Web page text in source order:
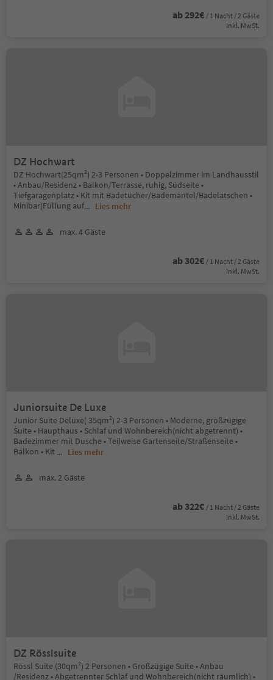
ab 292€ / 1 Nacht / 2 Gäste
Inkl. MwSt.
DZ Hochwart
DZ Hochwart(25qm²) 2-3 Personen • Doppelzimmer im Landhausstil
• Anbau/Residenz • Balkon/Terrasse, ruhig, Südseite •
Tiefgaragenplatz • Kit mit Badetücher/Bademäntel/Badelatschen •
Minibar(Füllung auf... Lies mehr
max. 4 Gäste
ab 302€ / 1 Nacht / 2 Gäste
Inkl. MwSt.
Juniorsuite De Luxe
Junior Suite Deluxe( 35qm²) 2-3 Personen • Moderne, großzügige
Suite • Haupthaus • Schlaf und Wohnbereich(nicht abgetrennt) •
Badezimmer mit Dusche • Teilweise Gartenseite/Straßenseite •
Balkon • Kit ... Lies mehr
max. 2 Gäste
ab 322€ / 1 Nacht / 2 Gäste
Inkl. MwSt.
DZ Rösslsuite
Rössl Suite (30qm²) 2 Personen • Großzügige Suite • Anbau
/Residenz • Abgetrennter Schlaf und Wohnbereich(nicht räumlich) •